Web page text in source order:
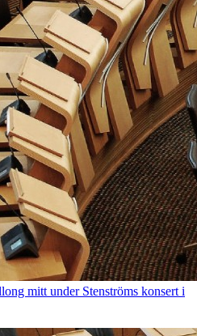
mitt under Stenströms konsert i